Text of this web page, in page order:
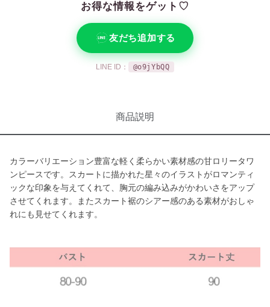
お得な情報をゲット♡
友だち追加する
LINE ID： @o9jYbQQ
商品説明
カラーバリエーション豊富な軽く柔らかい素材感の甘ロリータワ
ンピースです。スカートに描かれた星々のイラストがロマンティ
ックな印象を与えてくれて、胸元の編み込みがかわいさをアップ
させてくれます。またスカート裾のシアー感のある素材がおしゃ
れにも見せてくれます。